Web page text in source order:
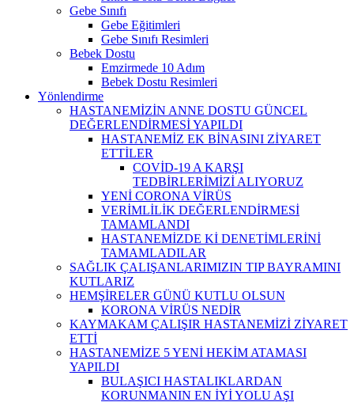
Gebe Sınıfı
Gebe Eğitimleri
Gebe Sınıfı Resimleri
Bebek Dostu
Emzirmede 10 Adım
Bebek Dostu Resimleri
Yönlendirme
HASTANEMİZİN ANNE DOSTU GÜNCEL
DEĞERLENDİRMESİ YAPILDI
HASTANEMİZ EK BİNASINI ZİYARET
ETTİLER
COVİD-19 A KARŞI
TEDBİRLERİMİZİ ALIYORUZ
YENİ CORONA VİRÜS
VERİMLİLİK DEĞERLENDİRMESİ
TAMAMLANDI
HASTANEMİZDE Kİ DENETİMLERİNİ
TAMAMLADILAR
SAĞLIK ÇALIŞANLARIMIZIN TIP BAYRAMINI
KUTLARIZ
HEMŞİRELER GÜNÜ KUTLU OLSUN
KORONA VİRÜS NEDİR
KAYMAKAM ÇALIŞIR HASTANEMİZİ ZİYARET
ETTİ
HASTANEMİZE 5 YENİ HEKİM ATAMASI
YAPILDI
BULAŞICI HASTALIKLARDAN
KORUNMANIN EN İYİ YOLU AŞI